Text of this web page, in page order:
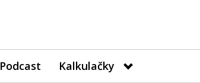
Podcast Kalkulačky